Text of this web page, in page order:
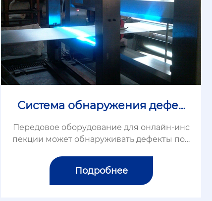
Система обнаружения дефек
тов поверхности
Передовое оборудование для онлайн-инс
пекции может обнаруживать дефекты пов
и, пленки, нетканых материалов, печати и
других предприятий в режиме реального
времен...
Подробнее